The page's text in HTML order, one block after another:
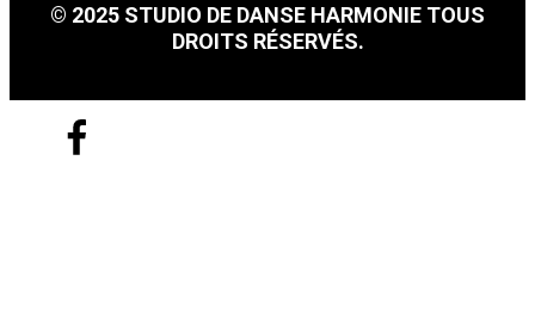
© 2025 STUDIO DE DANSE HARMONIE TOUS
DROITS RÉSERVÉS.